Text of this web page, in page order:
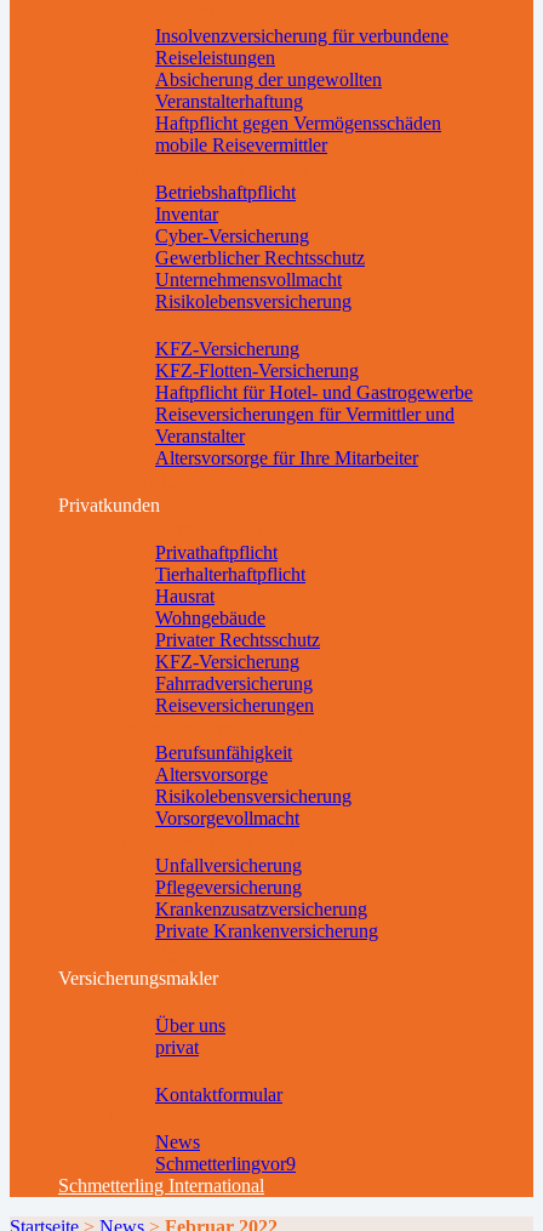
Insolvenzversicherung für verbundene
Reiseleistungen
Absicherung der ungewollten
Veranstalterhaftung
Haftpflicht gegen Vermögensschäden
mobile Reisevermittler
Betriebshaftpflicht
Inventar
Cyber-Versicherung
Gewerblicher Rechtsschutz
Unternehmensvollmacht
Risikolebensversicherung
KFZ-Versicherung
KFZ-Flotten-Versicherung
Haftpflicht für Hotel- und Gastrogewerbe
Reiseversicherungen für Vermittler und
Veranstalter
Altersvorsorge für Ihre Mitarbeiter
Privatkunden
Privathaftpflicht
Tierhalterhaftpflicht
Hausrat
Wohngebäude
Privater Rechtsschutz
KFZ-Versicherung
Fahrradversicherung
Reiseversicherungen
Berufsunfähigkeit
Altersvorsorge
Risikolebensversicherung
Vorsorgevollmacht
Unfallversicherung
Pflegeversicherung
Krankenzusatzversicherung
Private Krankenversicherung
Versicherungsmakler
Über uns
privat
Kontaktformular
News
Schmetterlingvor9
Schmetterling International
Startseite > News > Februar 2022